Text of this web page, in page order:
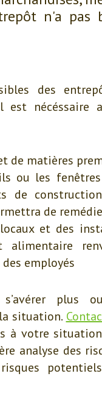
n'a
des
est nécéssaire
de matières
ou les
de
de
et des
employés
plus
situation.
à votre
analyse des